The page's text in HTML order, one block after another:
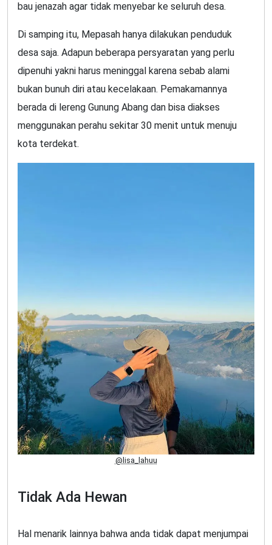
bau jenazah agar tidak menyebar ke seluruh desa.
Di samping itu, Mepasah hanya dilakukan penduduk
desa saja. Adapun beberapa persyaratan yang perlu
dipenuhi yakni harus meninggal karena sebab alami
bukan bunuh diri atau kecelakaan. Pemakamannya
berada di lereng Gunung Abang dan bisa diakses
menggunakan perahu sekitar 30 menit untuk menuju
kota terdekat.
@lisa_lahuu
Tidak Ada Hewan
Hal menarik lainnya bahwa anda tidak dapat menjumpai